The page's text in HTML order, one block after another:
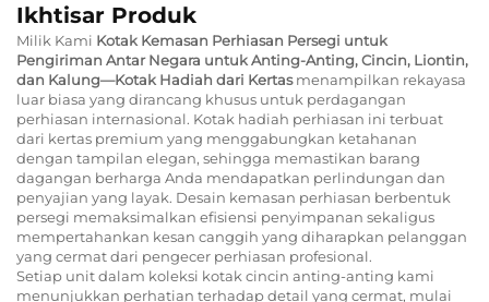
Ikhtisar Produk
Milik Kami Kotak Kemasan Perhiasan Persegi untuk
Pengiriman Antar Negara untuk Anting-Anting, Cincin, Liontin,
dan Kalung—Kotak Hadiah dari Kertasmenampilkan rekayasa
luar biasa yang dirancang khusus untuk perdagangan
perhiasan internasional. Kotak hadiah perhiasan ini terbuat
dari kertas premium yang menggabungkan ketahanan
dengan tampilan elegan, sehingga memastikan barang
dagangan berharga Anda mendapatkan perlindungan dan
penyajian yang layak. Desain kemasan perhiasan berbentuk
persegi memaksimalkan efisiensi penyimpanan sekaligus
mempertahankan kesan canggih yang diharapkan pelanggan
yang cermat dari pengecer perhiasan profesional.
Setiap unit dalam koleksi kotak cincin anting-anting kami
menunjukkan perhatian terhadap detail yang cermat, mulai